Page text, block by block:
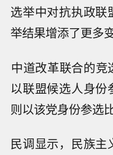
选举中对抗执政联
举结果增添了更多变
中道改革联合的竞
以联盟候选人身份
则以该党身份参选
民调显示，民族